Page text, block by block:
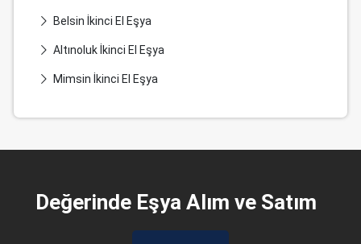
Belsin İkinci El Eşya
Altınoluk İkinci El Eşya
Mimsin İkinci El Eşya
Değerinde Eşya Alım ve Satım